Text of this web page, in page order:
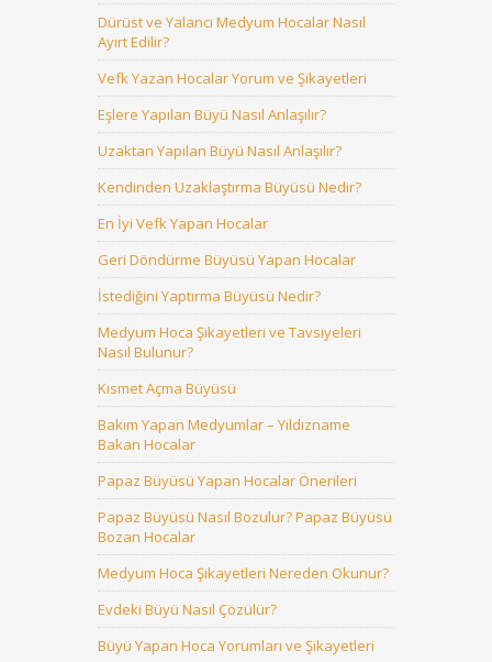
Dürüst ve Yalancı Medyum Hocalar Nasıl
Ayırt Edilir?
Vefk Yazan Hocalar Yorum ve Şikayetleri
Eşlere Yapılan Büyü Nasıl Anlaşılır?
Uzaktan Yapılan Büyü Nasıl Anlaşılır?
Kendinden Uzaklaştırma Büyüsü Nedir?
En İyi Vefk Yapan Hocalar
Geri Döndürme Büyüsü Yapan Hocalar
İstediğini Yaptırma Büyüsü Nedir?
Medyum Hoca Şikayetleri ve Tavsiyeleri
Nasıl Bulunur?
Kısmet Açma Büyüsü
Bakım Yapan Medyumlar – Yıldızname
Bakan Hocalar
Papaz Büyüsü Yapan Hocalar Önerileri
Papaz Büyüsü Nasıl Bozulur? Papaz Büyüsü
Bozan Hocalar
Medyum Hoca Şikayetleri Nereden Okunur?
Evdeki Büyü Nasıl Çözülür?
Büyü Yapan Hoca Yorumları ve Şikayetleri